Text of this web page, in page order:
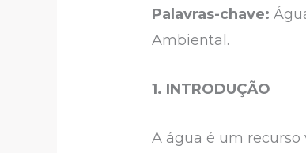
Palavras-chave:
Ambiental.
1. INTRODUÇÃO
A água é um